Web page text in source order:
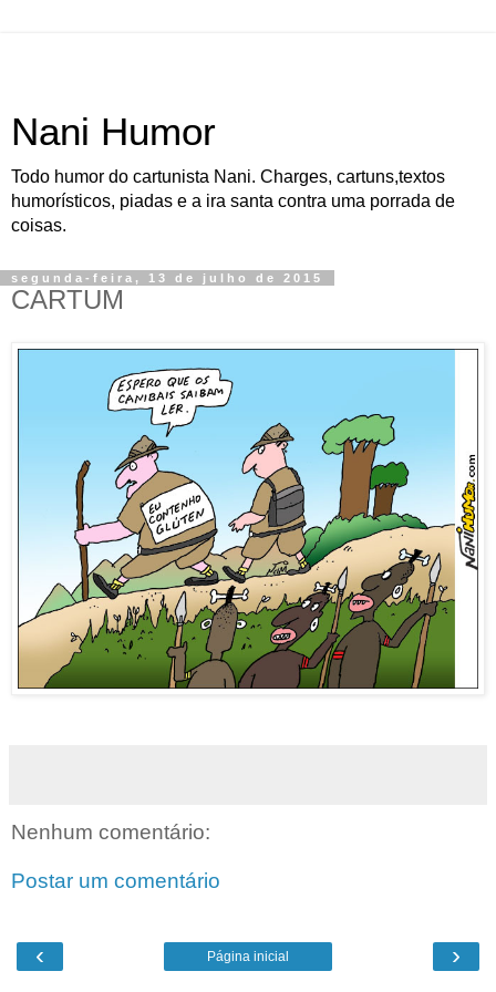
Nani Humor
Todo humor do cartunista Nani. Charges, cartuns,textos
humorísticos, piadas e a ira santa contra uma porrada de
coisas.
segunda-feira, 13 de julho de 2015
CARTUM
Nenhum comentário:
Postar um comentário
‹ ›
Página inicial